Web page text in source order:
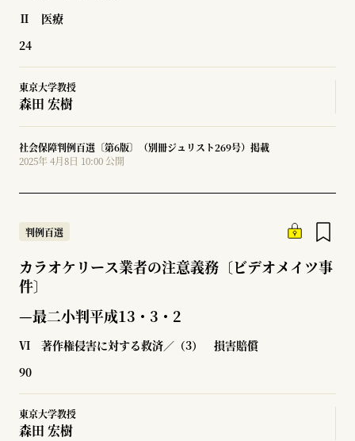
Ⅱ 医療
24
東京大学教授
森田 宏樹
社会保障判例百選〔第6版〕（別冊ジュリスト269号）掲載
2025年 4月8日 10:00 公開
判例百選
カラオケリース業者の注意義務〔ビデオメイツ事
件〕
—最二小判平成13・3・2
Ⅵ 著作権侵害に対する救済／（3） 損害賠償
90
東京大学教授
森田 宏樹